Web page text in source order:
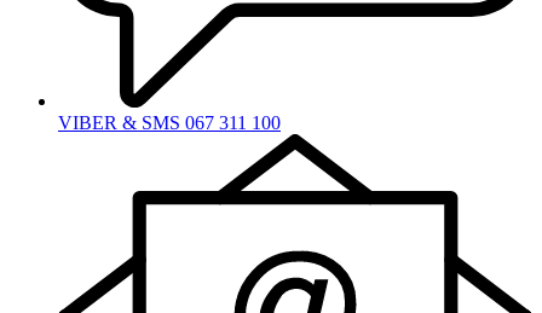
VIBER & SMS 067 311 100